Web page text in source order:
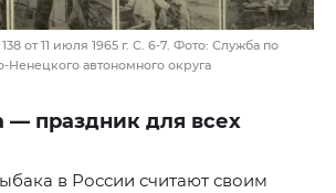
от 11 июля 1965 г. С. 6-7. Фото: Служба по
автономного округа
— праздник для всех
в России считают своим